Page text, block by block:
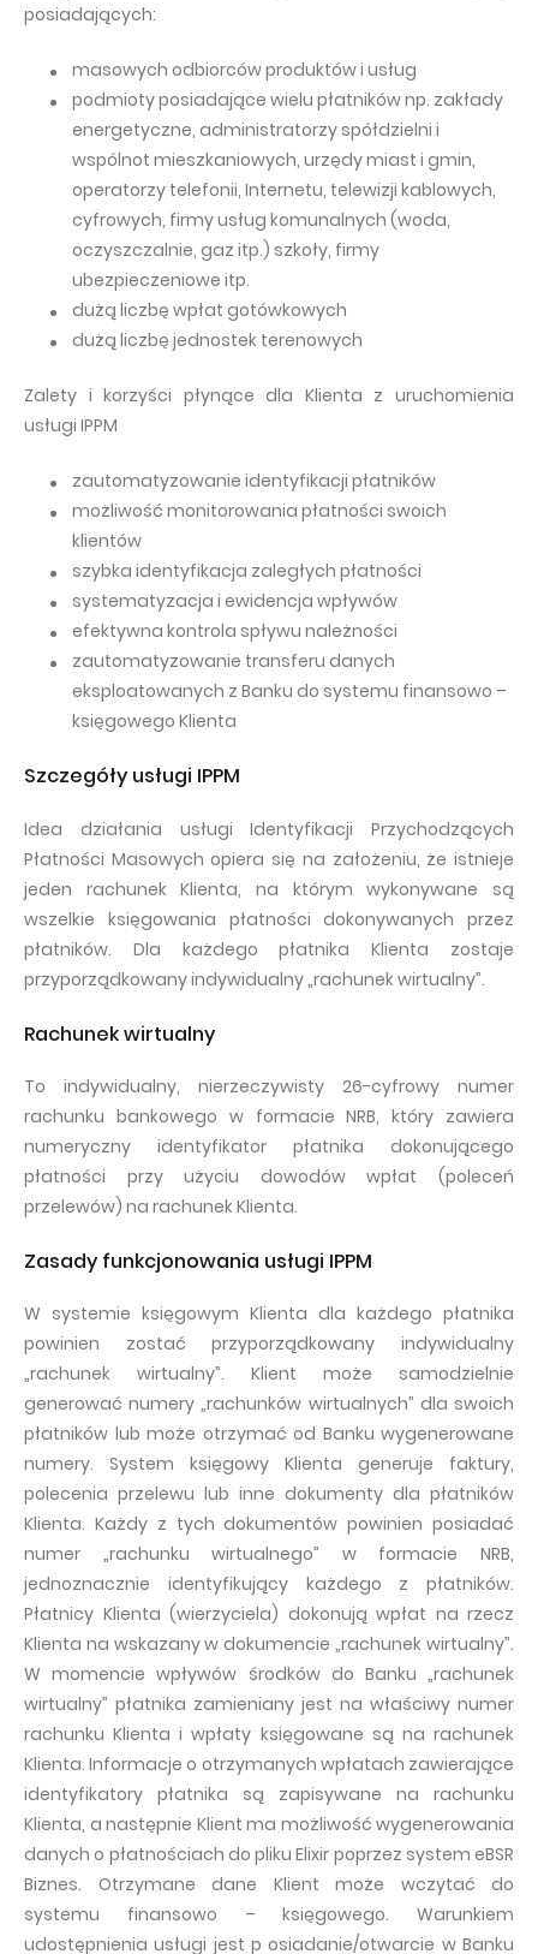
posiadających:
masowych odbiorców produktów i usług
podmioty posiadające wielu płatników np. zakłady
energetyczne, administratorzy spółdzielni i
wspólnot mieszkaniowych, urzędy miast i gmin,
operatorzy telefonii, Internetu, telewizji kablowych,
cyfrowych, firmy usług komunalnych (woda,
oczyszczalnie, gaz itp.) szkoły, firmy
ubezpieczeniowe itp.
dużą liczbę wpłat gotówkowych
dużą liczbę jednostek terenowych
Zalety i korzyści płynące dla Klienta z uruchomienia
usługi IPPM
zautomatyzowanie identyfikacji płatników
możliwość monitorowania płatności swoich
klientów
szybka identyfikacja zaległych płatności
systematyzacja i ewidencja wpływów
efektywna kontrola spływu należności
zautomatyzowanie transferu danych
eksploatowanych z Banku do systemu finansowo –
księgowego Klienta
Szczegóły usługi IPPM
Idea działania usługi Identyfikacji Przychodzących
Płatności Masowych opiera się na założeniu, że istnieje
jeden rachunek Klienta, na którym wykonywane są
wszelkie księgowania płatności dokonywanych przez
płatników. Dla każdego płatnika Klienta zostaje
przyporządkowany indywidualny „rachunek wirtualny”.
Rachunek wirtualny
To indywidualny, nierzeczywisty 26-cyfrowy numer
rachunku bankowego w formacie NRB, który zawiera
numeryczny identyfikator płatnika dokonującego
płatności przy użyciu dowodów wpłat (poleceń
przelewów) na rachunek Klienta.
Zasady funkcjonowania usługi IPPM
W systemie księgowym Klienta dla każdego płatnika
powinien zostać przyporządkowany indywidualny
„rachunek wirtualny”. Klient może samodzielnie
generować numery „rachunków wirtualnych” dla swoich
płatników lub może otrzymać od Banku wygenerowane
numery. System księgowy Klienta generuje faktury,
polecenia przelewu lub inne dokumenty dla płatników
Klienta. Każdy z tych dokumentów powinien posiadać
numer „rachunku wirtualnego” w formacie NRB,
jednoznacznie identyfikujący każdego z płatników.
Płatnicy Klienta (wierzyciela) dokonują wpłat na rzecz
Klienta na wskazany w dokumencie „rachunek wirtualny”.
W momencie wpływów środków do Banku „rachunek
wirtualny” płatnika zamieniany jest na właściwy numer
rachunku Klienta i wpłaty księgowane są na rachunek
Klienta. Informacje o otrzymanych wpłatach zawierające
identyfikatory płatnika są zapisywane na rachunku
Klienta, a następnie Klient ma możliwość wygenerowania
danych o płatnościach do pliku Elixir poprzez system eBSR
Biznes. Otrzymane dane Klient może wczytać do
systemu finansowo – księgowego. Warunkiem
udostępnienia usługi jest p osiadanie/otwarcie w Banku